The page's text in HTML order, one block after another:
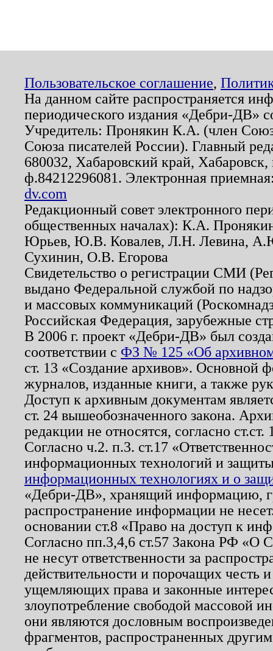
Пользовательское соглашение,
На данном сайте распространяется
периодического издания «Дебри-ДВ»
Учредитель: Пронякин К.А. (член
Союза писателей России). Главный
680032, Хабаровский край,
ф.84212296081. Электронная
dv.com
Редакционный совет электронного
общественных началах): К.А.
Юрьев, Ю.В. Ковалев, Л.Н. Левина,
Сухинин, О.В. Егорова
Свидетельство о регистрации СМИ
выдано Федеральной службой по
и массовых коммуникаций
Российская Федерация, зарубежные
В 2006 г. проект «Дебри-ДВ» был
соответствии с ФЗ № 125 «Об
ст. 13 «Создание архивов». Основной
журналов, изданные книги, а также
Доступ к архивным документам
ст. 24 вышеобозначенного закона.
редакции не относятся, согласно
Согласно ч.2. п.3. ст.17
информационных технологий и
информационных технологиях и о
«Дебри-ДВ», хранящий информацию,
распространение информации не
основании ст.8 «Право на доступ к
Согласно пп.3,4,6 ст.57 Закона РФ «О
не несут ответственности за
действительности и порочащих честь
ущемляющих права и законные
злоупотребление свободой массовой
они являются дословным
фрагментов, распространенных